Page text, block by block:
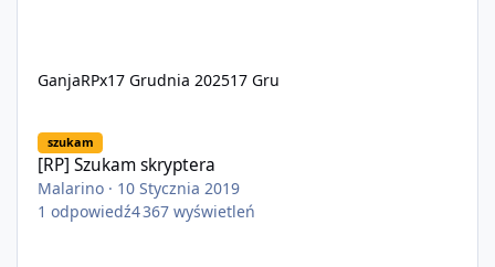
GanjaRPx17 Grudnia 202517 Gru
szukam
[RP] Szukam skryptera
Malarino · 10 Stycznia 2019
1 odpowiedź4 367 wyświetleń